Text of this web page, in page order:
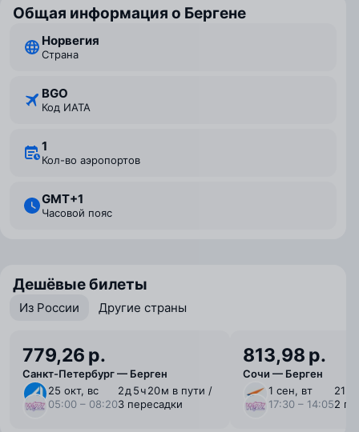
Общая информация о Бергене
Норвегия
Страна
BGO
Код ИАТА
1
Кол-во аэропортов
GMT+1
Часовой пояс
Дешёвые билеты
Из России Другие страны
779,26 р.
Санкт-Петербург — Берген
25 окт, вс
05:00 – 08:20
2 ⁠д 5 ⁠ч 20 ⁠м в пути /
3 пересадки
813,98 р.
Сочи — Берген
1 сен, вт
17:30 – 14:05
21 ⁠ч
2